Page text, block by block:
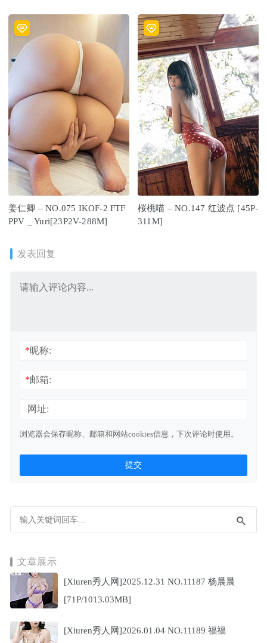
姜仁卿 – NO.075 IKOF-2 FTF
PPV _ Yuri[23P2V-288M]
桜桃喵 – NO.147 红波点 [45P-
311M]
发表回复
*昵称:
*邮箱:
网址:
浏览器会保存昵称、邮箱和网站cookies信息，下次评论时使用。
文章展示
[Xiuren秀人网]2025.12.31 NO.11187 杨晨晨
[71P/1013.03MB]
[Xiuren秀人网]2026.01.04 NO.11189 福福